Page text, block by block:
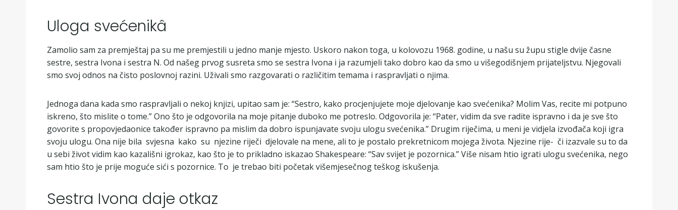
Uloga svećenikâ
Zamolio sam za premještaj pa su me premjestili u jedno manje mjesto. Uskoro nakon toga, u kolovozu 1968. godine, u našu su župu stigle dvije časne
sestre, sestra Ivona i sestra N. Od našeg prvog susreta smo se sestra Ivona i ja razumjeli tako dobro kao da smo u višegodišnjem prijateljstvu. Njegovali
smo svoj odnos na čisto poslovnoj razini. Uživali smo razgovarati o različitim temama i raspravljati o njima.
Jednoga dana kada smo raspravljali o nekoj knjizi, upitao sam je: “Sestro, kako procjenjujete moje djelovanje kao svećenika? Molim Vas, recite mi potpuno
iskreno, što mislite o tome.” Ono što je odgovorila na moje pitanje duboko me potreslo. Odgovorila je: “Pater, vidim da sve radite ispravno i da je sve što
govorite s propovjedaonice također ispravno pa mislim da dobro ispunjavate svoju ulogu svećenika.” Drugim riječima, u meni je vidjela izvođača koji igra
svoju ulogu. Ona nije bila svjesna kako su njezine riječi djelovale na mene, ali to je postalo prekretnicom mojega života. Njezine rije- či izazvale su to da
u sebi život vidim kao kazališni igrokaz, kao što je to prikladno iskazao Shakespeare: “Sav svijet je pozornica.” Više nisam htio igrati ulogu svećenika, nego
sam htio što je prije moguće sići s pozornice. To je trebao biti početak višemjesečnog teškog iskušenja.
Sestra Ivona daje otkaz